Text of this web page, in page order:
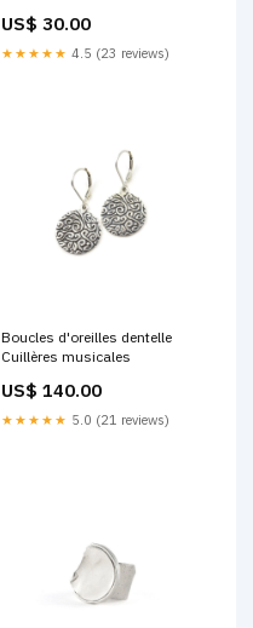
US$ 30.00
★★★★★ 4.5 (23 reviews)
Boucles d'oreilles dentelle
Cuillères musicales
US$ 140.00
★★★★★ 5.0 (21 reviews)